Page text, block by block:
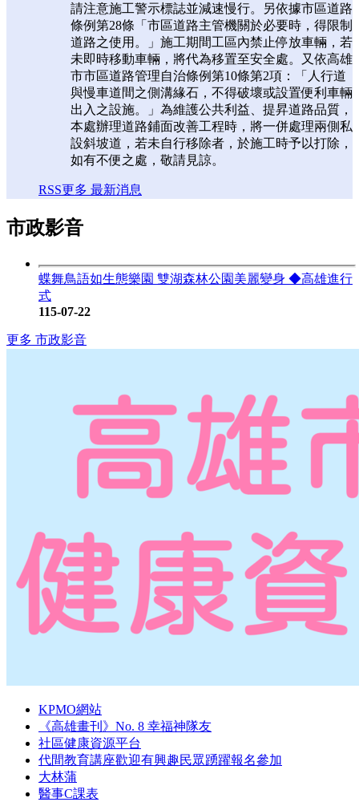
請注意施工警示標誌並減速慢行。另依據市區道路
條例第28條「市區道路主管機關於必要時，得限制
道路之使用。」施工期間工區內禁止停放車輛，若
未即時移動車輛，將代為移置至安全處。又依高雄
市市區道路管理自治條例第10條第2項：「人行道
與慢車道間之側溝緣石，不得破壞或設置便利車輛
出入之設施。」為維護公共利益、提昇道路品質，
本處辦理道路鋪面改善工程時，將一併處理兩側私
設斜坡道，若未自行移除者，於施工時予以打除，
如有不便之處，敬請見諒。
RSS更多 最新消息
市政影音
蝶舞鳥語如生態樂園 雙湖森林公園美麗變身 ◆高雄進行
式
115-07-22
更多 市政影音
KPMO網站
《高雄畫刊》No. 8 幸福神隊友
社區健康資源平台
代間教育講座歡迎有興趣民眾踴躍報名參加
大林蒲
醫事C課表